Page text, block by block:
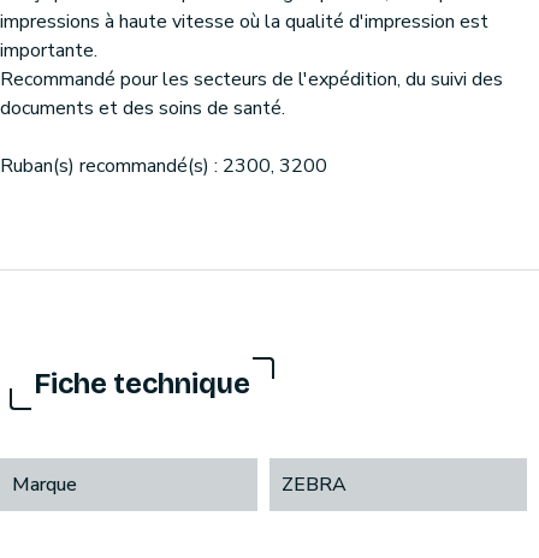
impressions à haute vitesse où la qualité d'impression est
importante.
Recommandé pour les secteurs de l'expédition, du suivi des
documents et des soins de santé.
Ruban(s) recommandé(s) : 2300, 3200
Fiche technique
Marque ZEBRA